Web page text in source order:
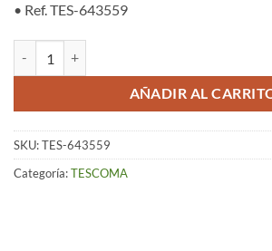
• Ref. TES-643559
AÑADIR AL
SKU:TES-643559
Categoría:TESCOMA